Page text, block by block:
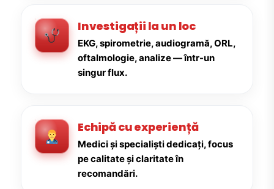
Investigații la un loc
EKG, spirometrie, audiogramă, ORL,
oftalmologie, analize — într-un
singur flux.
Echipă cu experiență
Medici și specialiști dedicați, focus
pe calitate și claritate în
recomandări.